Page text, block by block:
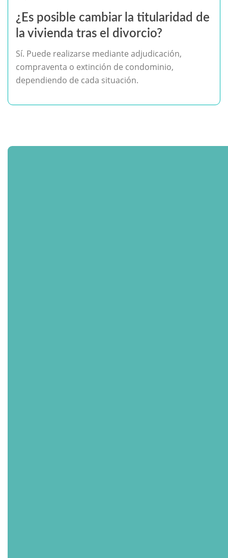
¿Es posible cambiar la titularidad de
la vivienda tras el divorcio?
Sí. Puede realizarse mediante adjudicación,
compraventa o extinción de condominio,
dependiendo de cada situación.